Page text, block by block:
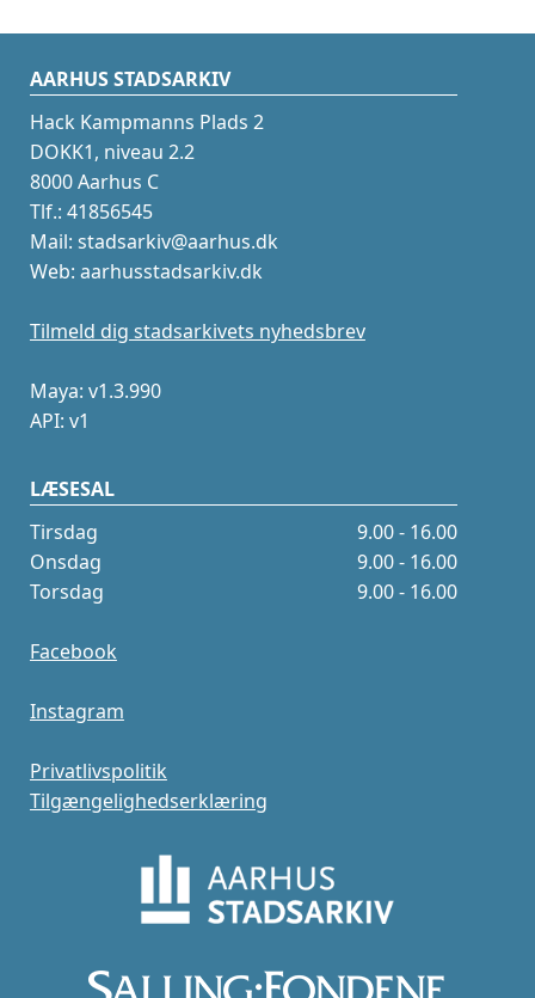
AARHUS STADSARKIV
Hack Kampmanns Plads 2
DOKK1, niveau 2.2
8000 Aarhus C
Tlf.: 41856545
Mail: stadsarkiv@aarhus.dk
Web: aarhusstadsarkiv.dk
Tilmeld dig stadsarkivets nyhedsbrev
Maya: v1.3.990
API: v1
LÆSESAL
Tirsdag
9.00 - 16.00
Onsdag
9.00 - 16.00
Torsdag
9.00 - 16.00
Facebook
Instagram
Privatlivspolitik
Tilgængelighedserklæring